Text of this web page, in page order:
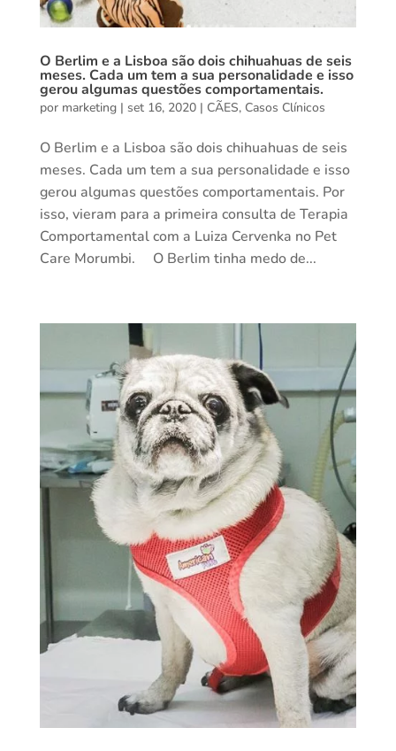
O Berlim e a Lisboa são dois chihuahuas de seis
meses. Cada um tem a sua personalidade e isso
gerou algumas questões comportamentais.
por marketing| set 16, 2020| CÃES, Casos Clínicos
O Berlim e a Lisboa são dois chihuahuas de seis
meses. Cada um tem a sua personalidade e isso
gerou algumas questões comportamentais. Por
isso, vieram para a primeira consulta de Terapia
Comportamental com a Luiza Cervenka no Pet
Care Morumbi. ⠀ O Berlim tinha medo de...